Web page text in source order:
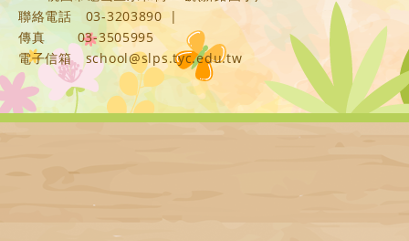
聯絡電話
03-3203890
|
傳真
03-3505995
電子信箱
school@slps.tyc.edu.tw